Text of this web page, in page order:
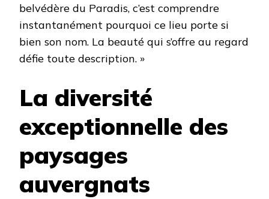
belvédère du Paradis, c’est comprendre
instantanément pourquoi ce lieu porte si
bien son nom. La beauté qui s’offre au regard
défie toute description. »
La diversité
exceptionnelle des
paysages
auvergnats